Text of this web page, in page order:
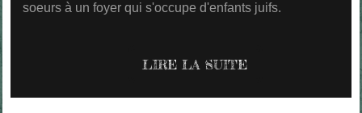
soeurs à un foyer qui s'occupe d'enfants juifs.
LIRE LA SUITE